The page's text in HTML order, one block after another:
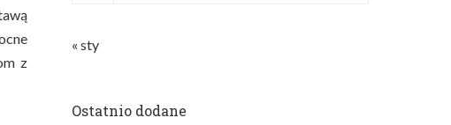
z
« sty
Ostatnio dodane